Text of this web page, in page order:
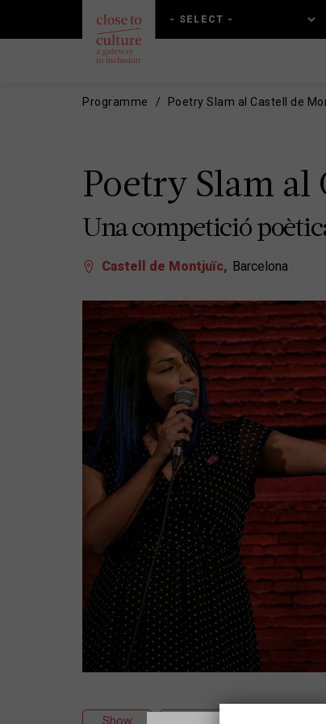
main
main
Programme Poetry Slam al Castell de
Poetry Slam al
Una competició
Castell de Montjuïc Barcelona
Show